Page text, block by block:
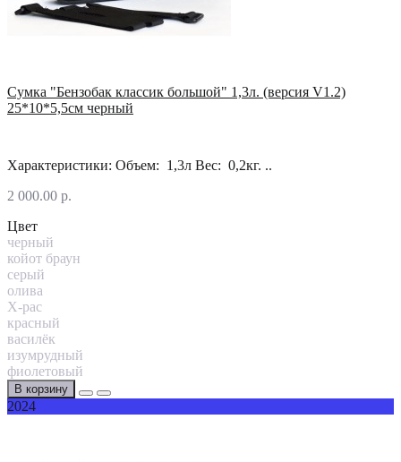
Сумка "Бензобак классик большой" 1,3л. (версия V1.2)
25*10*5,5см черный
Характеристики: Объем: 1,3л Вес: 0,2кг. ..
2 000.00 р.
Цвет
черный
койот браун
серый
олива
X-pac
красный
василёк
изумрудный
фиолетовый
В корзину
2024